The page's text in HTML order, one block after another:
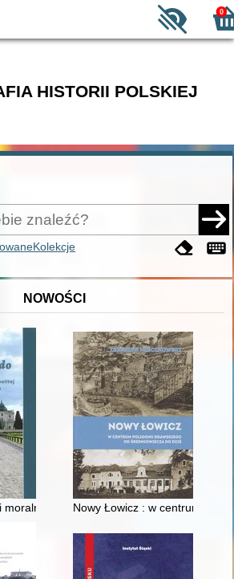
0
HISTORII POLSKIEJ
Kolekcje
NOWOŚCI
moralnej synów szlacheckich w XVI-
Nowy Łowicz : w centrum